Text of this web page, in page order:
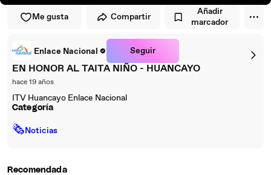
Me gusta Compartir
Añadir
marcador
Enlace Nacional Seguir
EN HONOR AL TAITA NIÑO - HUANCAYO
hace 19 años
ITV Huancayo Enlace Nacional
Categoría
🗞Noticias
Recomendada